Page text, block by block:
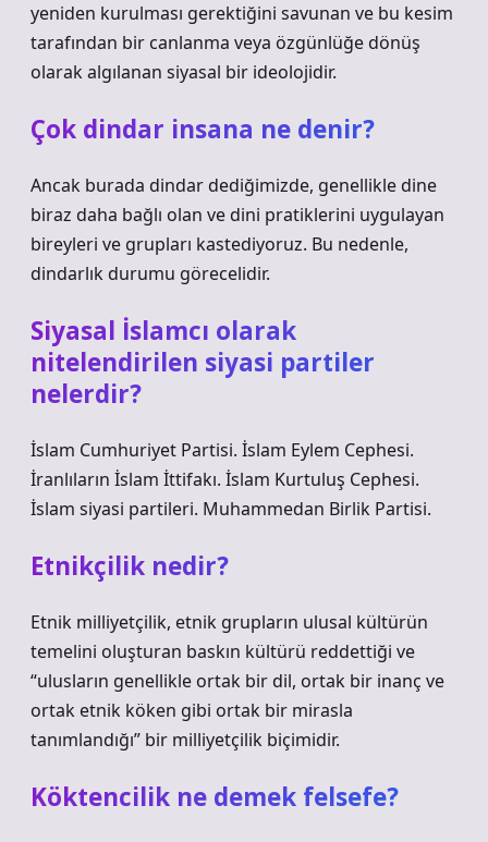
yeniden kurulması gerektiğini savunan ve bu kesim
tarafından bir canlanma veya özgünlüğe dönüş
olarak algılanan siyasal bir ideolojidir.
Çok dindar insana ne denir?
Ancak burada dindar dediğimizde, genellikle dine
biraz daha bağlı olan ve dini pratiklerini uygulayan
bireyleri ve grupları kastediyoruz. Bu nedenle,
dindarlık durumu görecelidir.
Siyasal İslamcı olarak
nitelendirilen siyasi partiler
nelerdir?
İslam Cumhuriyet Partisi. İslam Eylem Cephesi.
İranlıların İslam İttifakı. İslam Kurtuluş Cephesi.
İslam siyasi partileri. Muhammedan Birlik Partisi.
Etnikçilik nedir?
Etnik milliyetçilik, etnik grupların ulusal kültürün
temelini oluşturan baskın kültürü reddettiği ve
“ulusların genellikle ortak bir dil, ortak bir inanç ve
ortak etnik köken gibi ortak bir mirasla
tanımlandığı” bir milliyetçilik biçimidir.
Köktencilik ne demek felsefe?